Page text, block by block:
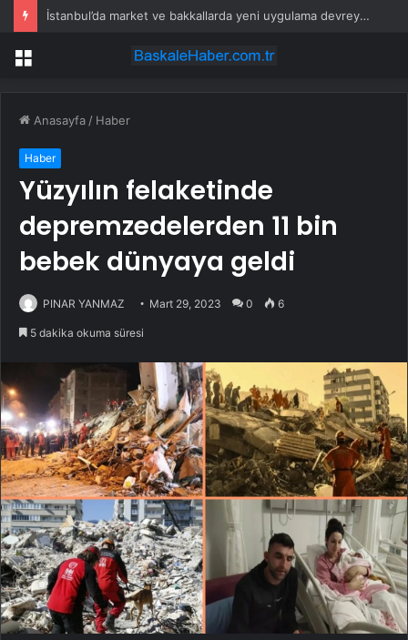
İstanbul’da market ve bakkallarda yeni uygulama devreye girdi
Menü
Anasayfa / Haber
Haber
Yüzyılın felaketinde
depremzedelerden 11 bin
bebek dünyaya geldi
PINAR YANMAZ Mart 29, 2023 0 6
5 dakika okuma süresi